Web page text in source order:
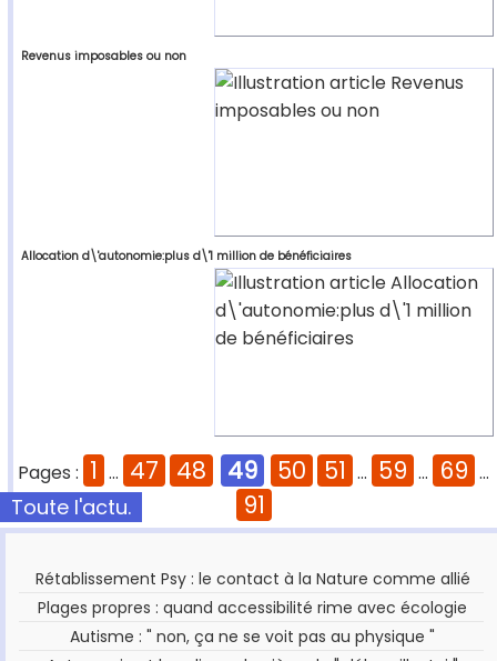
Revenus imposables ou non
Allocation d\'autonomie:plus d\'1 million de bénéficiaires
Pages : 1 ... 47 48 49 50 51 ... 59 ... 69 ...
91
Toute l'actu.
Rétablissement Psy : le contact à la Nature comme allié
Plages propres : quand accessibilité rime avec écologie
Autisme : " non, ça ne se voit pas au physique "